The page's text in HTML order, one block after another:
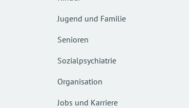
Jugend und Familie
Senioren
Sozialpsychiatrie
Organisation
Jobs und Karriere